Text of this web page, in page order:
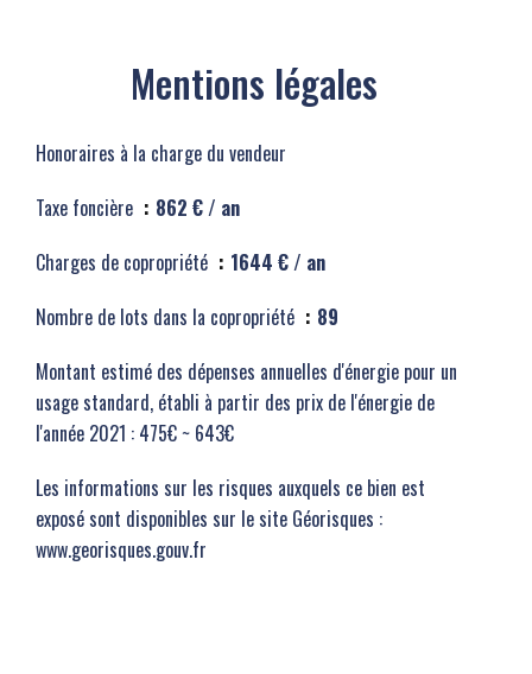
Mentions légales
Honoraires à la charge du vendeur
Taxe foncière
862 € / an
Charges de copropriété
1644 € / an
Nombre de lots dans la copropriété
89
Montant estimé des dépenses annuelles d'énergie pour un
usage standard, établi à partir des prix de l'énergie de
l'année 2021 : 475€ ~ 643€
Les informations sur les risques auxquels ce bien est
exposé sont disponibles sur le site Géorisques :
www.georisques.gouv.fr